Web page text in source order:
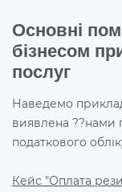
Основні
бізнесом
послуг
Наведемо
виявлена ??нами
податкового
Кейс "Оплата